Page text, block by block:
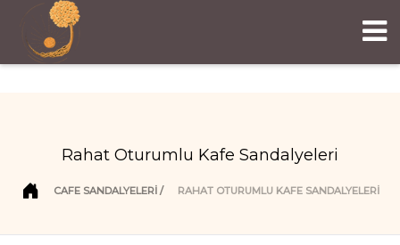
Rahat Oturumlu Kafe Sandalyeleri
CAFE SANDALYELERI RAHAT OTURUMLU KAFE SANDALYELERI